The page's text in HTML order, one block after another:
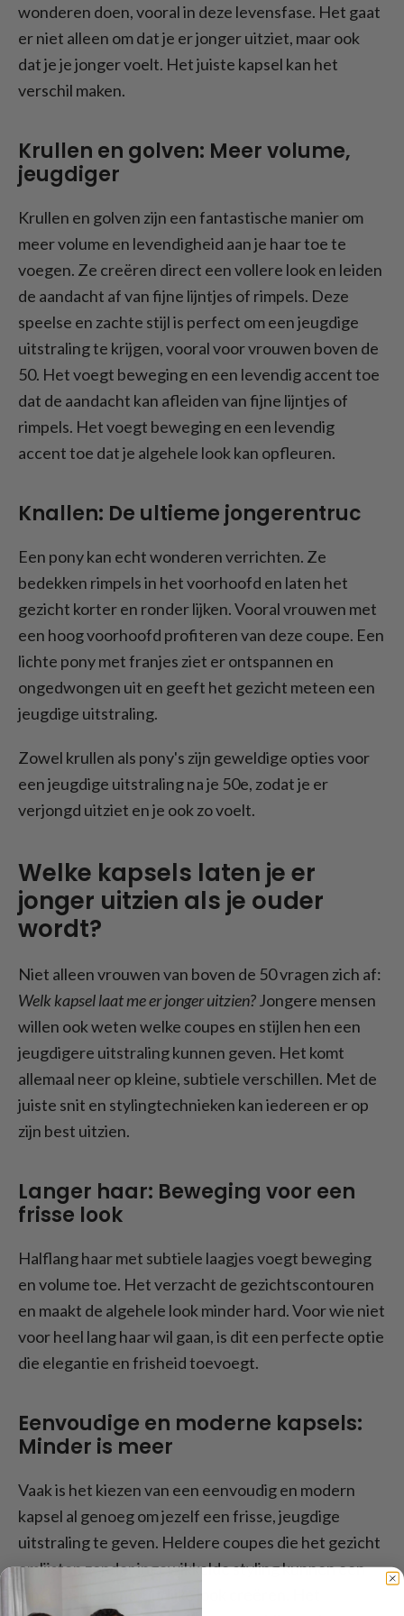
wonderen doen, vooral in deze levensfase. Het gaat
er niet alleen om dat je er jonger uitziet, maar ook
dat je je jonger voelt. Het juiste kapsel kan het
verschil maken.
Krullen en golven: Meer volume,
jeugdiger
Krullen en golven zijn een fantastische manier om
meer volume en levendigheid aan je haar toe te
voegen. Ze creëren direct een vollere look en leiden
de aandacht af van fijne lijntjes of rimpels. Deze
speelse en zachte stijl is perfect om een jeugdige
uitstraling te krijgen, vooral voor vrouwen boven de
50. Het voegt beweging en een levendig accent toe
dat de aandacht kan afleiden van fijne lijntjes of
rimpels. Het voegt beweging en een levendig
accent toe dat je algehele look kan opfleuren.
Knallen: De ultieme jongerentruc
Een pony kan echt wonderen verrichten. Ze
bedekken rimpels in het voorhoofd en laten het
gezicht korter en ronder lijken. Vooral vrouwen met
een hoog voorhoofd profiteren van deze coupe. Een
lichte pony met franjes ziet er ontspannen en
ongedwongen uit en geeft het gezicht meteen een
jeugdige uitstraling.
Zowel krullen als pony's zijn geweldige opties voor
een jeugdige uitstraling na je 50e, zodat je er
verjongd uitziet en je ook zo voelt.
Welke kapsels laten je er
jonger uitzien als je ouder
wordt?
Niet alleen vrouwen van boven de 50 vragen zich af:
Welk kapsel laat me er jonger uitzien? Jongere mensen
willen ook weten welke coupes en stijlen hen een
jeugdigere uitstraling kunnen geven. Het komt
allemaal neer op kleine, subtiele verschillen. Met de
juiste snit en stylingtechnieken kan iedereen er op
zijn best uitzien.
Langer haar: Beweging voor een
frisse look
Halflang haar met subtiele laagjes voegt beweging
en volume toe. Het verzacht de gezichtscontouren
en maakt de algehele look minder hard. Voor wie niet
voor heel lang haar wil gaan, is dit een perfecte optie
die elegantie en frisheid toevoegt.
Eenvoudige en moderne kapsels:
Minder is meer
Vaak is het kiezen van een eenvoudig en modern
kapsel al genoeg om jezelf een frisse, jeugdige
uitstraling te geven. Heldere coupes die het gezicht
omlijsten zonder ingewikkelde styling kunnen een
jongere, meer natuurlijke look creëren. Het